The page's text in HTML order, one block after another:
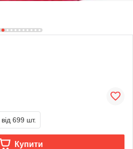
від 699 шт.
Купити